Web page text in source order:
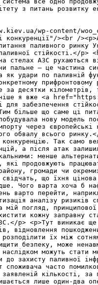
з питань
wp-content/
конкуренції"/><br /
паливного
стійкості.</p>
стелах АЗС рухаються
пальне — це частина
удари по паливній
за десятки
я вже <a
забезпечення
більше що саме ці
нову модель
через
обвалу всього
Так само
а після атак
менше
які продовжують
громади чи
що їхня
Чого варта хоча б
варто перейти,
аналізу
погляд,
кожну заправну
p> <p>Тут виникає
відновлення
їх між
безпеку, може
можуть стати
захисту паливної
споживача часто
кількості, за
лише один-два